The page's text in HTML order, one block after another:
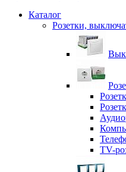
Каталог
Розетки,
TV-